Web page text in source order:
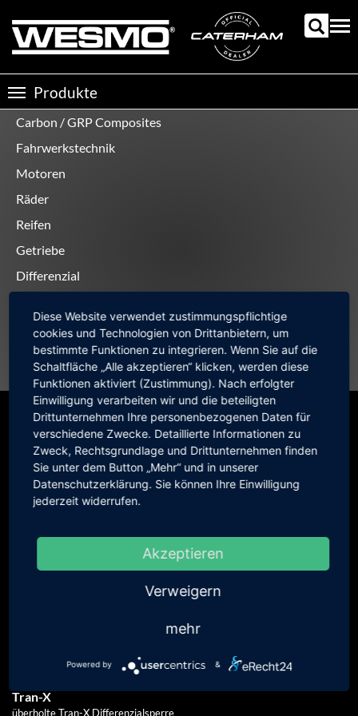
zum
Inhalt
Toggle
navigation
Produkte
Produktkategorien
Carbon / GRP Composites
Fahrwerkstechnik
Motoren
Räder
Reifen
Getriebe
Differenzial
Original-Teile
Gebrauchte Teile
Gebrauchtwagen
Tran-X Sperren, generalüberholt
Gebrauchte Teile
Tran-X
überholte Tran-X Differenzialsperre
Diese Website verwendet zustimmungspflichtige
cookies und Technologien von Drittanbietern, um
bestimmte Funktionen zu integrieren. Wenn Sie auf die
Schaltfläche „Alle akzeptieren“ klicken, werden diese
Funktionen aktiviert (Zustimmung). Nach erfolgter
Einwilligung verarbeiten wir und die beteiligten
Drittunternehmen Ihre personenbezogenen Daten für
verschiedene Zwecke. Detaillierte Informationen zu
Zweck, Rechtsgrundlage und Drittunternehmen finden
Sie unter dem Button „Mehr“ und in unserer
Datenschutzerklärung. Sie können Ihre Einwilligung
jederzeit widerrufen.
Akzeptieren
Verweigern
mehr
Powered by &